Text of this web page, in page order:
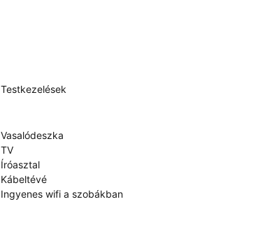
Testkezelések
Vasalódeszka
TV
Íróasztal
Kábeltévé
Ingyenes wifi a szobákban